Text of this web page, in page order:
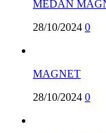
MEDAN
28/10/2024 0
MAGNET
28/10/2024 0